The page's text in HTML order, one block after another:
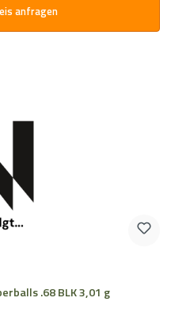
anfragen
.68 BLK 3,01 g